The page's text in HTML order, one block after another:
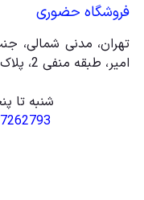
فروشگاه حضوری
تهران، مدنی شمالی،
امیر، طبقه منفی 2، پلاک 24، احسان مارکت
شنبه تا